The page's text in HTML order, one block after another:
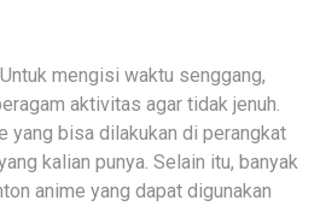
mengisi waktu senggang,
aktivitas agar tidak jenuh.
yang bisa dilakukan di perangkat
kalian punya. Selain itu, banyak
anime yang dapat digunakan